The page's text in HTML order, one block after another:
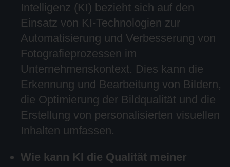
Intelligenz (KI) bezieht sich auf den
Einsatz von KI-Technologien zur
Automatisierung und Verbesserung von
Fotografieprozessen im
Unternehmenskontext. Dies kann die
Erkennung und Bearbeitung von Bildern,
die Optimierung der Bildqualität und die
Erstellung von personalisierten visuellen
Inhalten umfassen.
Wie kann KI die Qualität meiner